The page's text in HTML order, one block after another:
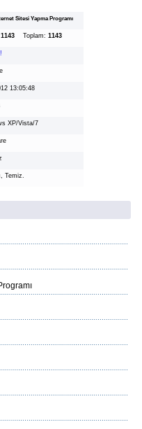
Sitesi Yapma Programı
1143 Toplam: 1143
13:05:48
XP/Vista/7
Temiz.